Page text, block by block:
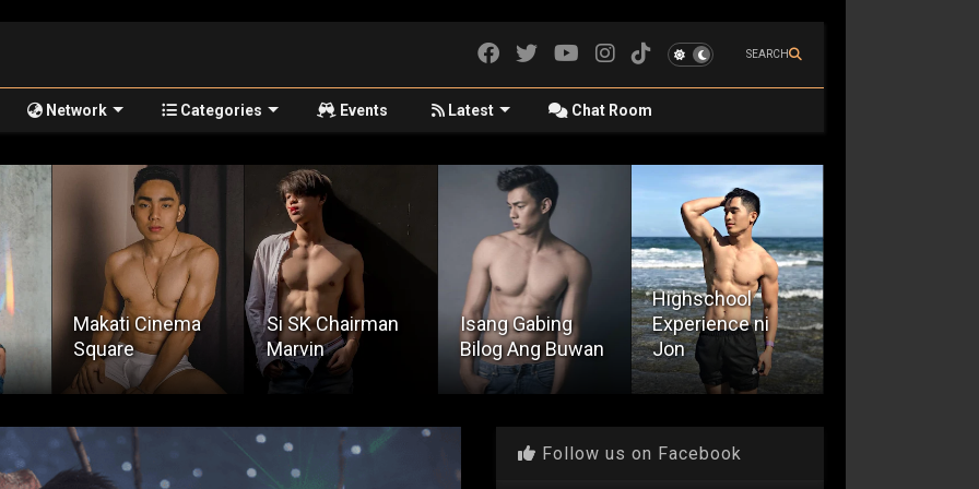
SEARCH
Network Categories Events Latest Chat Room
Makati Cinema
Square
Si SK Chairman
Marvin
Isang Gabing
Bilog Ang Buwan
Highschool
Experience ni
Jon
Follow us on Facebook